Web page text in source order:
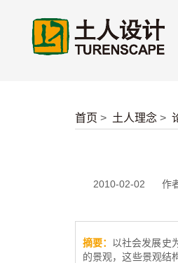
首页 > 土人理念 >
2010-02-02 作
摘要：
以社会发展史
的景观，这些景观结